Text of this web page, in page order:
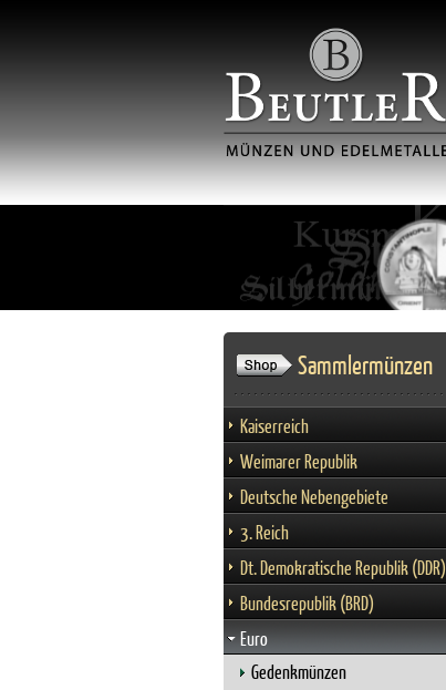
Sammlermünzen
Kaiserreich
Weimarer Republik
Deutsche Nebengebiete
3. Reich
Dt. Demokratische Republik (DDR)
Bundesrepublik (BRD)
Euro
Gedenkmünzen